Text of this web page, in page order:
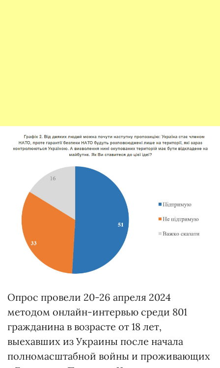
Опрос провели 20-26 апреля 2024
методом онлайн-интервью среди 801
гражданина в возрасте от 18 лет,
выехавших из Украины после начала
полномасштабной войны и проживающих